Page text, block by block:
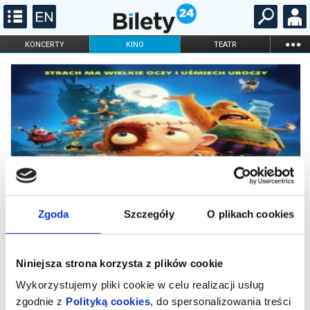
Zgoda Szczegóły O plikach cookies
Niniejsza strona korzysta z plików cookie
Wykorzystujemy pliki cookie w celu realizacji usług
zgodnie z Polityką cookies, do spersonalizowania treści
KONCERTY KINO TEATR ...
FILHARMONIA OPERA I BALET
STAND-UP
DLA DZIECI
ONLINE KARNETY
Koszmarek